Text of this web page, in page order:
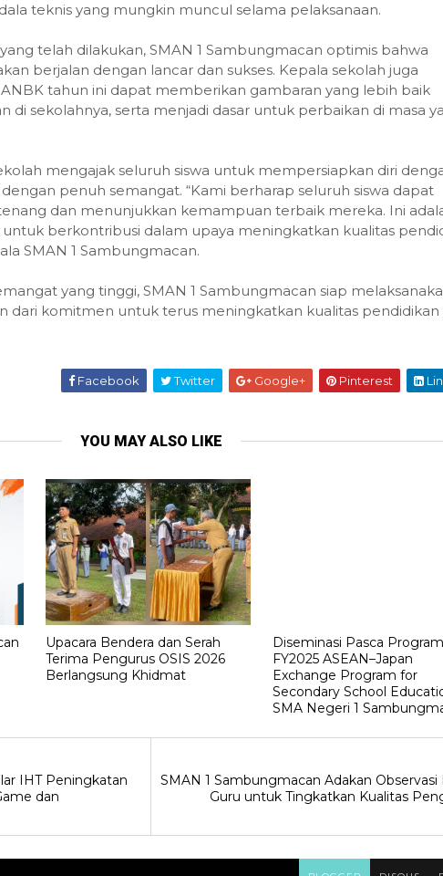
teknis yang mungkin muncul selama pelaksanaan.
telah dilakukan, SMAN 1 Sambungmacan optimis bahwa
berjalan dengan lancar dan sukses. Kepala sekolah juga
tahun ini dapat memberikan gambaran yang lebih baik
di sekolahnya, serta menjadi dasar untuk perbaikan di masa
mengajak seluruh siswa untuk mempersiapkan diri
penuh semangat. “Kami berharap seluruh siswa dapat
dan menunjukkan kemampuan terbaik mereka. Ini
berkontribusi dalam upaya meningkatkan kualitas
SMAN 1 Sambungmacan.
yang tinggi, SMAN 1 Sambungmacan siap
dari komitmen untuk terus meningkatkan kualitas pendidikan
Facebook Twitter Google+ Pinterest
YOU MAY ALSO LIKE
Upacara Bendera dan Serah
Terima Pengurus OSIS 2026
Berlangsung Khidmat
Diseminasi Pasca Program
FY2025 ASEAN–Japan
Exchange Program for
Secondary School
SMA Negeri 1
SMAN 1 Sambungmacan Adakan Observasi
Guru untuk Tingkatkan Kualitas
IHT Peningkatan
dan